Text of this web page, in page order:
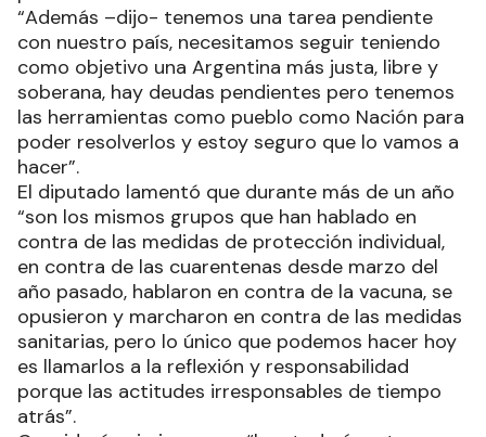
“Además –dijo- tenemos una tarea pendiente
con nuestro país, necesitamos seguir teniendo
como objetivo una Argentina más justa, libre y
soberana, hay deudas pendientes pero tenemos
las herramientas como pueblo como Nación para
poder resolverlos y estoy seguro que lo vamos a
hacer”.
El diputado lamentó que durante más de un año
“son los mismos grupos que han hablado en
contra de las medidas de protección individual,
en contra de las cuarentenas desde marzo del
año pasado, hablaron en contra de la vacuna, se
opusieron y marcharon en contra de las medidas
sanitarias, pero lo único que podemos hacer hoy
es llamarlos a la reflexión y responsabilidad
porque las actitudes irresponsables de tiempo
atrás”.